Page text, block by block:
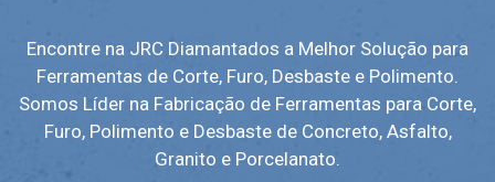
Encontre na JRC Diamantados a Melhor Solução para
Ferramentas de Corte, Furo, Desbaste e Polimento.
Somos Líder na Fabricação de Ferramentas para Corte,
Furo, Polimento e Desbaste de Concreto, Asfalto,
Granito e Porcelanato.